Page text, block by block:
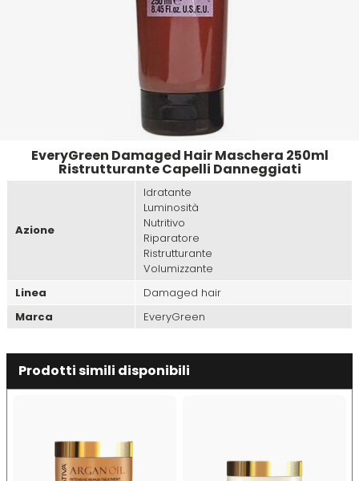
Astra
Colorpack
Comprof
Corioliss
Cosmethic
Davines
Depot
Directions
Diva
E
Edelstein
Eksperience
Elgon
Emulsioni Ossidanti
Emulsioni Permanenti
EveryGreen Damaged Hair Maschera 250ml
Ristrutturante Capelli Danneggiati
Azione
Idratante
Luminosità
Nutritivo
Riparatore
Ristrutturante
Volumizzante
Linea
Damaged hair
Marca
EveryGreen
Prodotti simili disponibili